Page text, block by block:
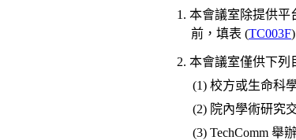
1. 本會議室除提供
前，填表 (TC003F
2. 本會議室僅供下列
(1) 校方或生命科
(2) 院內學術研究
(3) TechComm 舉